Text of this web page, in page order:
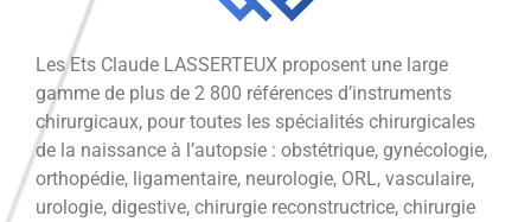
Les Ets Claude LASSERTEUX proposent une large
gamme de plus de 2 800 références d’instruments
chirurgicaux, pour toutes les spécialités chirurgicales
de la naissance à l’autopsie : obstétrique, gynécologie,
orthopédie, ligamentaire, neurologie, ORL, vasculaire,
urologie, digestive, chirurgie reconstructrice, chirurgie